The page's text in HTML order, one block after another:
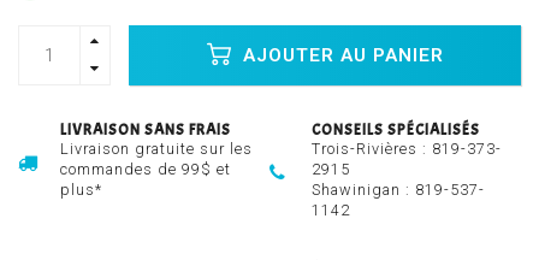
AJOUTER AU PANIER
LIVRAISON SANS FRAIS
Livraison gratuite sur les
commandes de 99$ et
plus*
CONSEILS SPÉCIALISÉS
Trois-Rivières : 819-373-
2915
Shawinigan : 819-537-
1142